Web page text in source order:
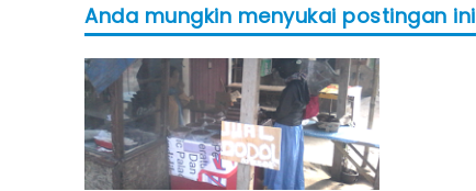
Anda mungkin menyukai postingan ini